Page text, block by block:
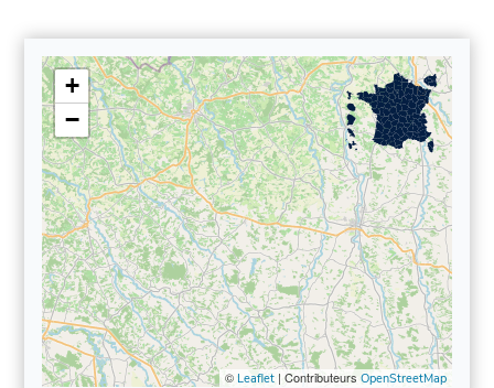
+
−
© Leaflet| Contributeurs OpenStreetMap